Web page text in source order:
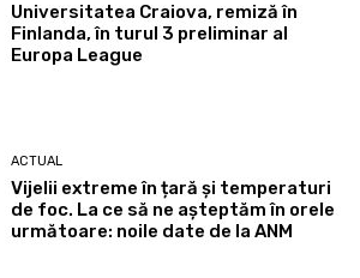
Universitatea Craiova, remiză în
Finlanda, în turul 3 preliminar al
Europa League
ACTUAL
Vijelii extreme în țară și temperaturi
de foc. La ce să ne așteptăm în orele
următoare: noile date de la ANM